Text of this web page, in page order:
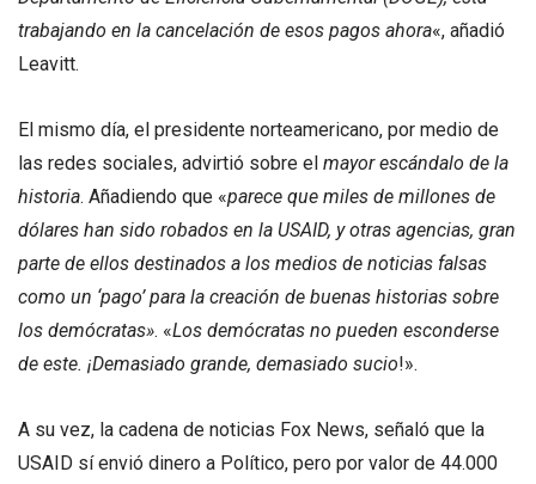
trabajando en la cancelación de esos pagos ahora«, añadió
Leavitt.
El mismo día, el presidente norteamericano, por medio de
las redes sociales, advirtió sobre el mayor escándalo de la
historia. Añadiendo que «parece que miles de millones de
dólares han sido robados en la USAID, y otras agencias, gran
parte de ellos destinados a los medios de noticias falsas
como un ‘pago’ para la creación de buenas historias sobre
los demócratas». «Los demócratas no pueden esconderse
de este. ¡Demasiado grande, demasiado sucio!».
A su vez, la cadena de noticias Fox News, señaló que la
USAID sí envió dinero a Político, pero por valor de 44.000